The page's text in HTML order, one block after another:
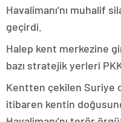
Havalimanı’nı muhalif
geçirdi.
Halep kent merkezine
bazı stratejik yerleri PKK/
Kentten çekilen Suriye
itibaren kentin